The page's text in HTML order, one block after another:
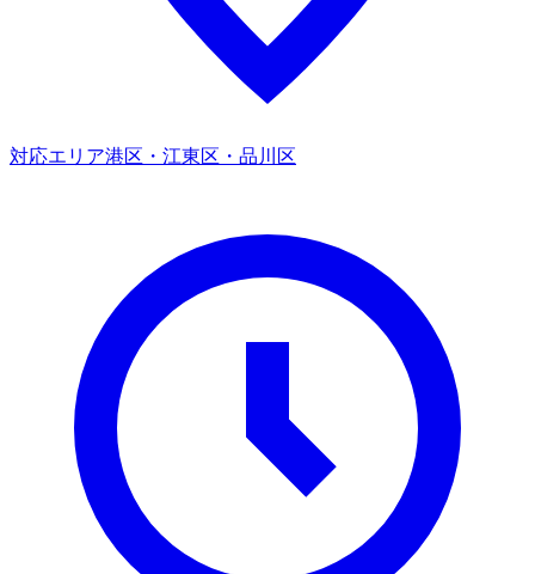
対応エリア港区・江東区・品川区